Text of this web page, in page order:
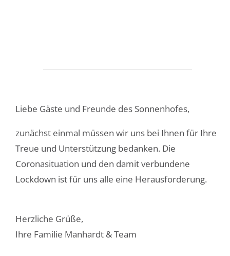
Liebe Gäste und Freunde des Sonnenhofes,
zunächst einmal müssen wir uns bei Ihnen für Ihre
Treue und Unterstützung bedanken. Die
Coronasituation und den damit verbundene
Lockdown ist für uns alle eine Herausforderung.
Herzliche Grüße,
Ihre Familie Manhardt & Team